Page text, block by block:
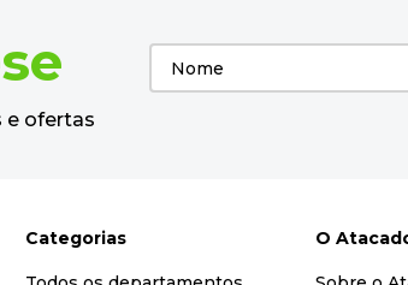
e ofertas
Categorias O